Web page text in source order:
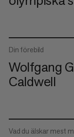
Din förebild
Wolfgang
Caldwell
Vad du älskar mest